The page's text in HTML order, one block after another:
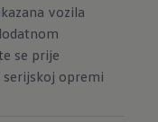
vozila
se prije
opremi